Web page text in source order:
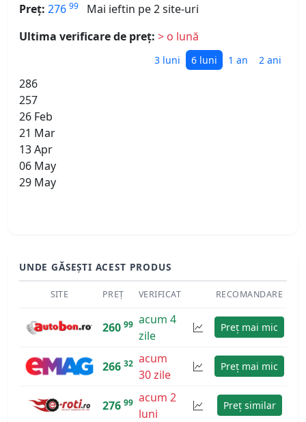
Preț: 276 99
Mai ieftin pe 2 site-uri
Ultima verificare de preț: > o lună
3 luni 6 luni 1 an 2 ani
286
257
26 Feb
21 Mar
13 Apr
06 May
29 May
UNDE GĂSEȘTI ACEST PRODUS
SITE PREȚ VERIFICAT RECOMANDARE
260 99 acum 4
zile
Preț mai mic
266 32 acum
30 zile
Preț mai mic
276 99 acum 2
luni
Preț similar